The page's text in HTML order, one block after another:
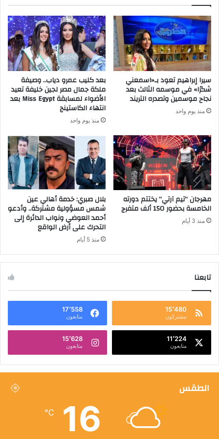
ا
ل
ك
ت
ر
و
ن
ي
سيرا إبراهيم تعود بـ«اسمعني
شكرًا» في موسمه الثالث بعد
نجاح موسمين وتصدره التريند
منذ يوم واحد
بعد كليب عمرو دياب.. وصيفة
ملكة جمال مصر لجين خليفة تعيد
الأضواء لمسابقة Miss Egypt بعد
انتهاء الكاستينج
منذ يوم واحد
مهرجان “تيم آرتي” يختتم دورته
الخامسة بحضور 150 ألف متفرج
منذ 3 أيام
بلال صبري: خدمة أهالي عين
شمس مسؤولية مشتركة.. وأدعو
أحمد العوضي ونواب الدائرة إلى
التحرك على أرض الواقع
منذ 5 أيام
تابعنا
15٬480
مشتركون
17٬558
متابعون
11٬224
متابعون
15٬628
متابعون
الطقس
16
℃